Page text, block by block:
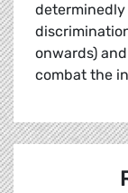
onwards)
combat the